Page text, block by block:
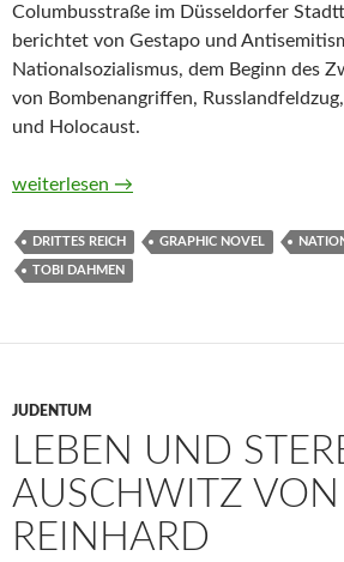
Columbusstraße im Düsseldorfer
berichtet von Gestapo und
Nationalsozialismus, dem Beginn des
von Bombenangriffen,
und Holocaust.
Columbusstraße. Eine
weiterlesen →
DRITTES REICH GRAPHIC NOVEL
TOBI DAHMEN
JUDENTUM
LEBEN UND
AUSCHWITZ
REINHARD